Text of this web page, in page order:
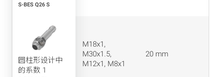
S-BES Q26 S
圆柱形设计中
的系数 1
M18x1,
M30x1.5,
M12x1, M8x1
20 mm